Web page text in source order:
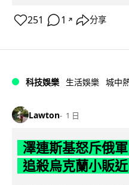
251 1 ↗ 分享
科技娛樂 生活娛樂 城中
Lawton 1 日
澤連斯基怒斥俄
追殺烏克蘭小販